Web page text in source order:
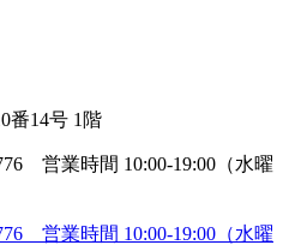
番14号 1階